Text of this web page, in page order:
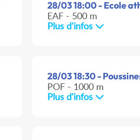
28/03 18:00 - Ecole
EAF - 500 m
Plus d'infos
28/03 18:30 -
POF - 1000 m
Plus d'infos